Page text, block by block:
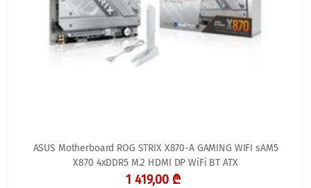
ASUS Motherboard ROG STRIX X870-A GAMING WIFI sAM5
X870 4xDDR5 M.2 HDMI DP WiFi BT ATX
1 419,00 ₾